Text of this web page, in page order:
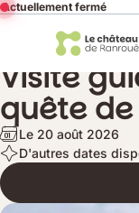
Actuellement fermé
Partager cette page
Visite
quête de
Le 20 août 2026
D'autres dates